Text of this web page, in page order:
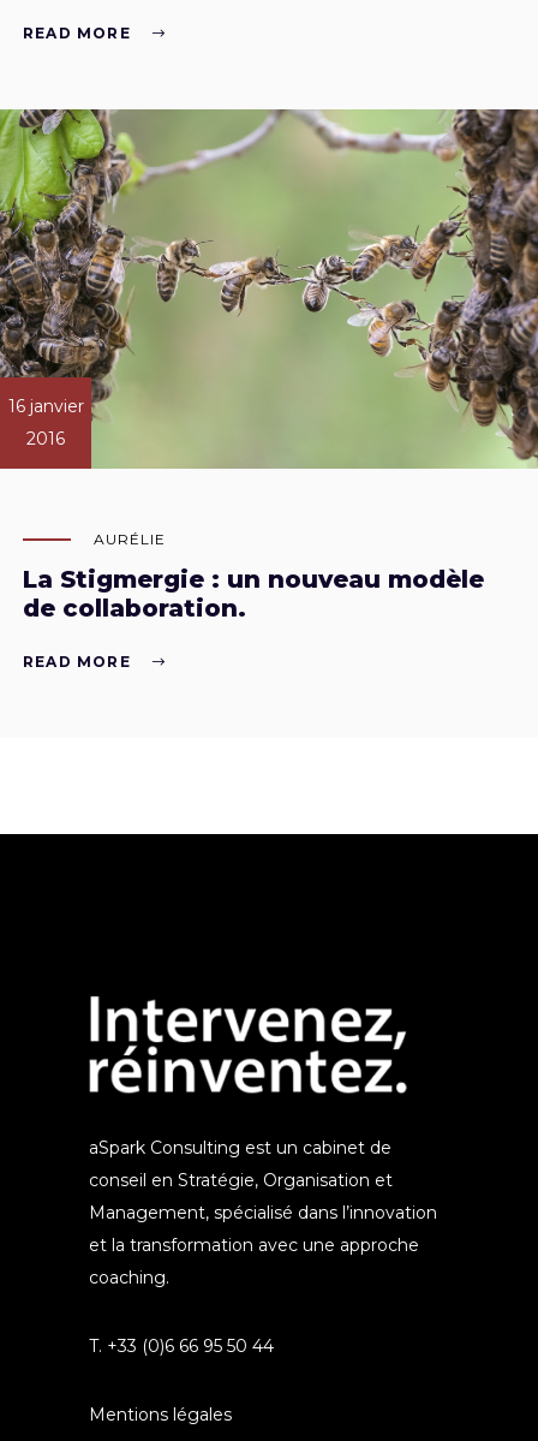
READ MORE
16 janvier
2016
AURÉLIE
La Stigmergie : un nouveau modèle
de collaboration.
READ MORE
aSpark Consulting est un cabinet de
conseil en Stratégie, Organisation et
Management, spécialisé dans l’innovation
et la transformation avec une approche
coaching.
T. +33 (0)6 66 95 50 44
Mentions légales